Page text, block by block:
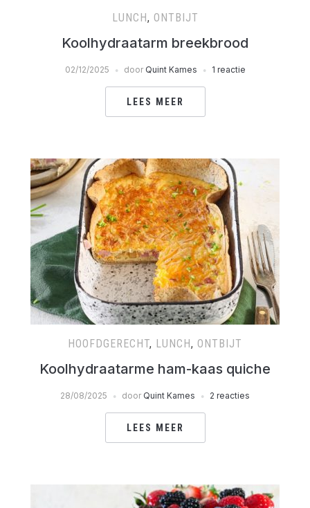
LUNCH, ONTBIJT
Koolhydraatarm breekbrood
02/12/2025 door Quint Kames 1 reactie
LEES MEER
HOOFDGERECHT, LUNCH, ONTBIJT
Koolhydraatarme ham-kaas quiche
28/08/2025 door Quint Kames 2 reacties
LEES MEER